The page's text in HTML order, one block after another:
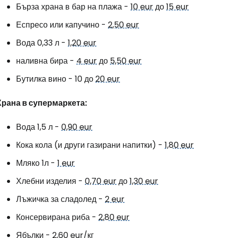
Бърза храна в бар на плажа - 10 eurдо15 eur
Еспресо или капучино - 2,50 eur
Вода 0,33 л - 1,20 eur
наливна бира - 4 eurдо 5,50 eur
Бутилка вино - 10 до20 eur
в супермаркета:
Вода 1,5 л - 0,90 eur
Кока кола (и други газирани напитки) - 1,80 eur
Мляко 1л - 1 eur
Хлебни изделия - 0,70 eurдо1,30 eur
Лъжичка за сладолед - 2 eur
Консервирана риба - 2,80 eur
Ябълки - 2,60 eur/кг